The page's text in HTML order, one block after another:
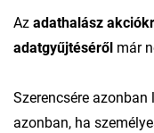
Az adathalász
adatgyűjtéséről már
Szerencsére
azonban, ha